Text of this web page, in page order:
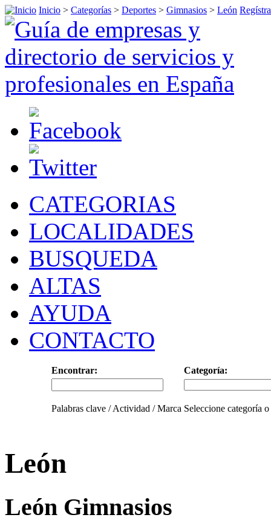
Inicio > Categorías > Deportes > Gimnasios > León
CATEGORIAS
LOCALIDADES
BUSQUEDA
ALTAS
AYUDA
CONTACTO
Encontrar: Categoría:
Palabras clave / Actividad / Marca Seleccione categoría
León
León Gimnasios